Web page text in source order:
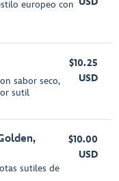
europeo con
sabor seco,
sutil
$10.25
USD
sutiles de
$10.00
USD